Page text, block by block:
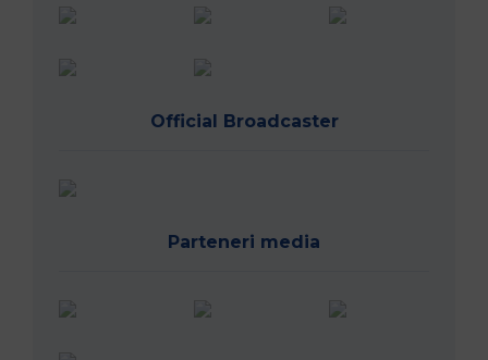
Official Broadcaster
Parteneri media